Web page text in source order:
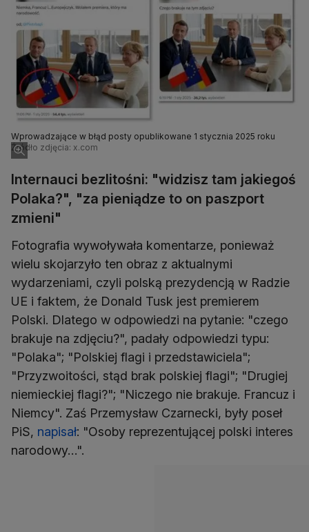
Wprowadzające w błąd posty opublikowane 1 stycznia 2025 roku
Źródło zdjęcia: x.com
Internauci bezlitośni: "widzisz tam jakiegoś
Polaka?", "za pieniądze to on paszport
zmieni"
Fotografia wywoływała komentarze, ponieważ
wielu skojarzyło ten obraz z aktualnymi
wydarzeniami, czyli polską prezydencją w Radzie
UE i faktem, że Donald Tusk jest premierem
Polski. Dlatego w odpowiedzi na pytanie: "czego
brakuje na zdjęciu?", padały odpowiedzi typu:
"Polaka"; "Polskiej flagi i przedstawiciela";
"Przyzwoitości, stąd brak polskiej flagi"; "Drugiej
niemieckiej flagi?"; "Niczego nie brakuje. Francuz i
Niemcy". Zaś Przemysław Czarnecki, były poseł
PiS, napisał: "Osoby reprezentującej polski interes
narodowy…".